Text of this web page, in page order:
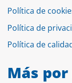
Política de
Política de
Política de
Más